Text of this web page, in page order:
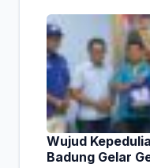
Wujud
Badung Gelar